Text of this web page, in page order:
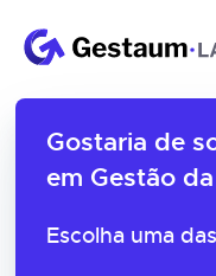
Gostaria de
em Gestão
Escolha uma